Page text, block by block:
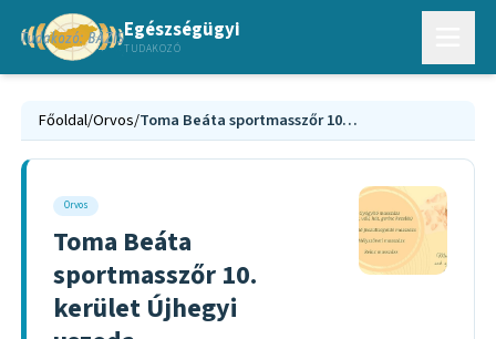
Egészségügyi
TUDAKOZÓ
Főoldal/Orvos/ Toma Beáta sportmasszőr 10. kerület Újhegyi uszoda
Orvos
Toma Beáta
sportmasszőr 10.
kerület Újhegyi